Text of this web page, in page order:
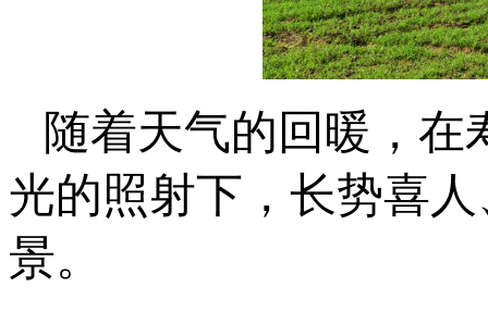
随着天气的回暖，
光的照射下，长势喜
景。